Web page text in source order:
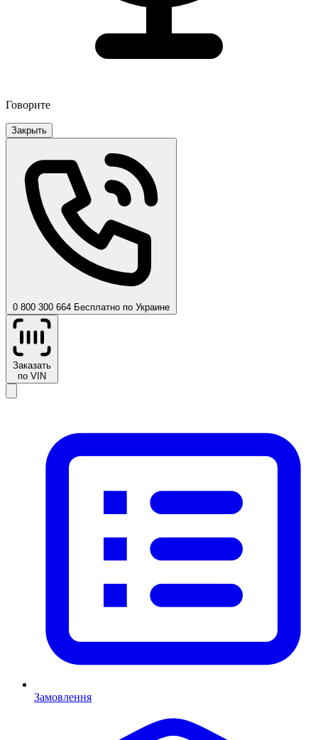
Говорите
Закрыть
0 800 300 664 Бесплатно по Украине
Заказать
по VIN
Замовлення